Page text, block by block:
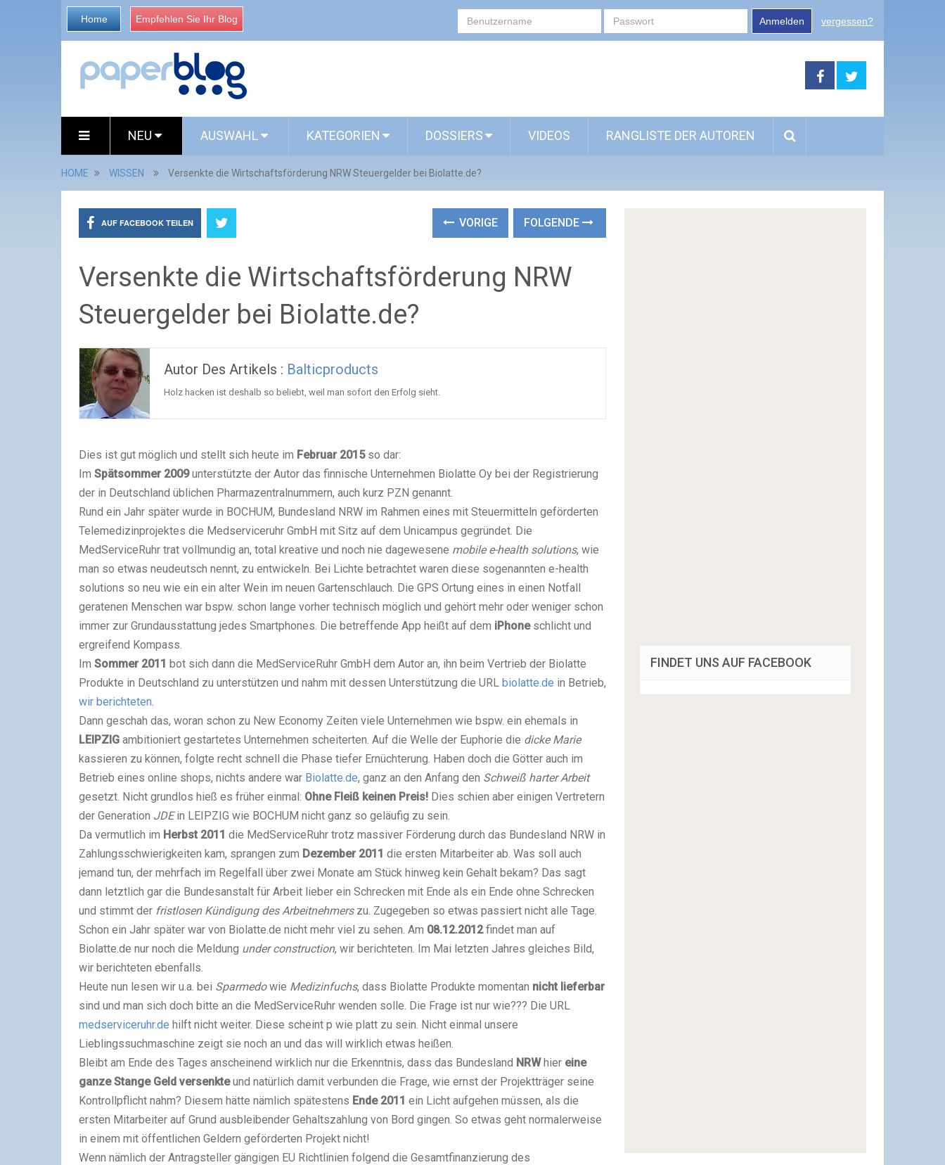
Home Empfehlen Sie Ihr Blog Anmelden vergessen?
NEU AUSWAHL KATEGORIEN DOSSIERS VIDEOS RANGLISTE DER AUTOREN
HOME WISSEN Versenkte die Wirtschaftsförderung NRW Steuergelder bei Biolatte.de?
AUF FACEBOOK TEILEN VORIGE FOLGENDE
Versenkte die Wirtschaftsförderung NRW
Steuergelder bei Biolatte.de?
Autor Des Artikels : Balticproducts
Holz hacken ist deshalb so beliebt, weil man sofort den Erfolg sieht.
Dies ist gut möglich und stellt sich heute im Februar 2015so dar:
Im Spätsommer 2009unterstützte der Autor das finnische Unternehmen Biolatte Oy bei der Registrierung
der in Deutschland üblichen Pharmazentralnummern, auch kurz PZN genannt.
Rund ein Jahr später wurde in BOCHUM, Bundesland NRW im Rahmen eines mit Steuermitteln geförderten
Telemedizinprojektes die Medserviceruhr GmbH mit Sitz auf dem Unicampus gegründet. Die
MedServiceRuhr trat vollmundig an, total kreative und noch nie dagewesene mobile e-health solutions, wie
man so etwas neudeutsch nennt, zu entwickeln. Bei Lichte betrachtet waren diese sogenannten e-health
solutions so neu wie ein ein alter Wein im neuen Gartenschlauch. Die GPS Ortung eines in einen Notfall
geratenen Menschen war bspw. schon lange vorher technisch möglich und gehört mehr oder weniger schon
immer zur Grundausstattung jedes Smartphones. Die betreffende App heißt auf dem iPhoneschlicht und
ergreifend Kompass.
Im Sommer 2011 bot sich dann die MedServiceRuhr GmbH dem Autor an, ihn beim Vertrieb der Biolatte
Produkte in Deutschland zu unterstützen und nahm mit dessen Unterstützung die URL biolatte.de in Betrieb,
wir berichteten.
Dann geschah das, woran schon zu New Economy Zeiten viele Unternehmen wie bspw. ein ehemals in
LEIPZIG ambitioniert gestartetes Unternehmen scheiterten. Auf die Welle der Euphorie die dicke Marie
kassieren zu können, folgte recht schnell die Phase tiefer Ernüchterung. Haben doch die Götter auch im
Betrieb eines online shops, nichts andere war Biolatte.de, ganz an den Anfang den Schweiß harter Arbeit
gesetzt. Nicht grundlos hieß es früher einmal: Ohne Fleiß keinen Preis! Dies schien aber einigen Vertretern
der Generation JDEin LEIPZIG wie BOCHUM nicht ganz so geläufig zu sein.
Da vermutlich im Herbst 2011 die MedServiceRuhr trotz massiver Förderung durch das Bundesland NRW in
Zahlungsschwierigkeiten kam, sprangen zum Dezember 2011 die ersten Mitarbeiter ab. Was soll auch
jemand tun, der mehrfach im Regelfall über zwei Monate am Stück hinweg kein Gehalt bekam? Das sagt
dann letztlich gar die Bundesanstalt für Arbeit lieber ein Schrecken mit Ende als ein Ende ohne Schrecken
und stimmt der fristlosen Kündigung des Arbeitnehmerszu. Zugegeben so etwas passiert nicht alle Tage.
Schon ein Jahr später war von Biolatte.de nicht mehr viel zu sehen. Am 08.12.2012findet man auf
Biolatte.de nur noch die Meldung under construction, wir berichteten. Im Mai letzten Jahres gleiches Bild,
wir berichteten ebenfalls.
Heute nun lesen wir u.a. bei Sparmedowie Medizinfuchs, dass Biolatte Produkte momentan nicht lieferbar
sind und man sich doch bitte an die MedServiceRuhr wenden solle. Die Frage ist nur wie??? Die URL
medserviceruhr.de hilft nicht weiter. Diese scheint p wie platt zu sein. Nicht einmal unsere
Lieblingssuchmaschine zeigt sie noch an und das will wirklich etwas heißen.
Bleibt am Ende des Tages anscheinend wirklich nur die Erkenntnis, dass das Bundesland NRWhier eine
ganze Stange Geld versenkteund natürlich damit verbunden die Frage, wie ernst der Projektträger seine
Kontrollpflicht nahm? Diesem hätte nämlich spätestens Ende 2011 ein Licht aufgehen müssen, als die
ersten Mitarbeiter auf Grund ausbleibender Gehaltszahlung von Bord gingen. So etwas geht normalerweise
in einem mit öffentlichen Geldern geförderten Projekt nicht!
Wenn nämlich der Antragsteller gängigen EU Richtlinien folgend die Gesamtfinanzierung des
FINDET UNS AUF FACEBOOK